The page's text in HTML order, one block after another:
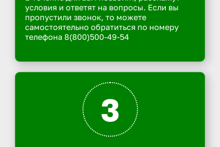
условия и ответят на вопросы. Если вы
пропустили звонок, то можете
самостоятельно обратиться по номеру
телефона 8(800)500-49-54
3